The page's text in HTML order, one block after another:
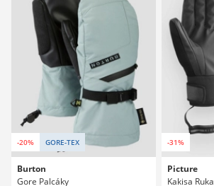
-20% GORE-TEX
Burton
Gore Palcáky
-31%
Picture
Kakisa